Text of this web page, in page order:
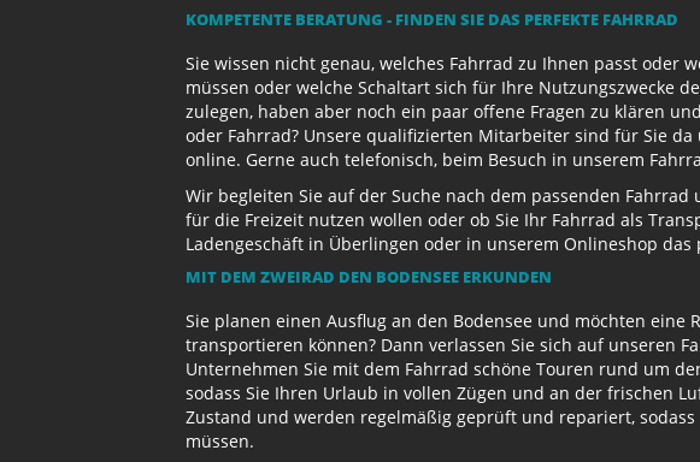
KOMPETENTE BERATUNG - FINDEN SIE DAS PERFEKTE FAHRRAD
Sie wissen nicht genau, welches Fahrrad zu Ihnen passt oder
müssen oder welche Schaltart sich für Ihre Nutzungszwecke
zulegen, haben aber noch ein paar offene Fragen zu klären
oder Fahrrad? Unsere qualifizierten Mitarbeiter sind für Sie
online. Gerne auch telefonisch, beim Besuch in unserem
Wir begleiten Sie auf der Suche nach dem passenden
für die Freizeit nutzen wollen oder ob Sie Ihr Fahrrad als
Ladengeschäft in Überlingen oder in unserem Onlineshop
MIT DEM ZWEIRAD DEN BODENSEE ERKUNDEN
Sie planen einen Ausflug an den Bodensee und möchten
transportieren können? Dann verlassen Sie sich auf unseren
Unternehmen Sie mit dem Fahrrad schöne Touren rund um
sodass Sie Ihren Urlaub in vollen Zügen und an der frischen
Zustand und werden regelmäßig geprüft und repariert,
müssen.